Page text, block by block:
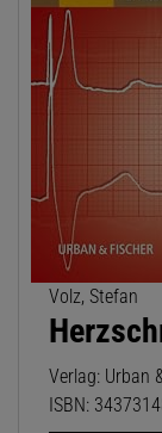
Volz, Stefan
Verlag: Urban
ISBN: